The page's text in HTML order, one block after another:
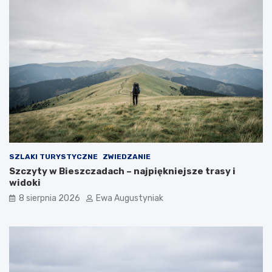
SZLAKI TURYSTYCZNE ZWIEDZANIE
Szczyty w Bieszczadach – najpiękniejsze trasy i
widoki
8 sierpnia 2026 Ewa Augustyniak